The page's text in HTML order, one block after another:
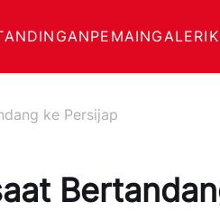
PEMAINGALERI
ke Persijap